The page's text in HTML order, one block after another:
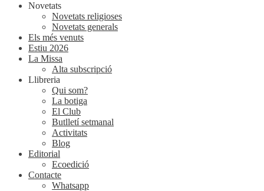
Novetats
Novetats religioses
Novetats generals
Els més venuts
Estiu 2026
La Missa
Alta subscripció
Llibreria
Qui som?
La botiga
El Club
Butlletí setmanal
Activitats
Blog
Editorial
Ecoedició
Contacte
Whatsapp